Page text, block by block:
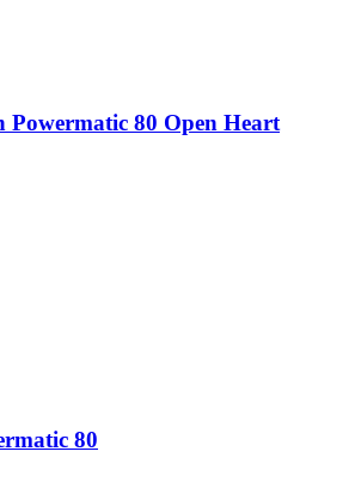
Powermatic 80 Open Heart
80